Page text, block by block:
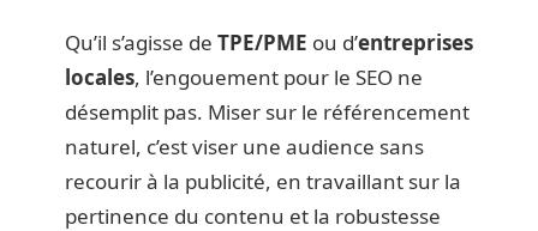
Qu’il s’agisse de TPE/PME ou d’entreprises
locales, l’engouement pour le SEO ne
désemplit pas. Miser sur le référencement
naturel, c’est viser une audience sans
recourir à la publicité, en travaillant sur la
pertinence du contenu et la robustesse